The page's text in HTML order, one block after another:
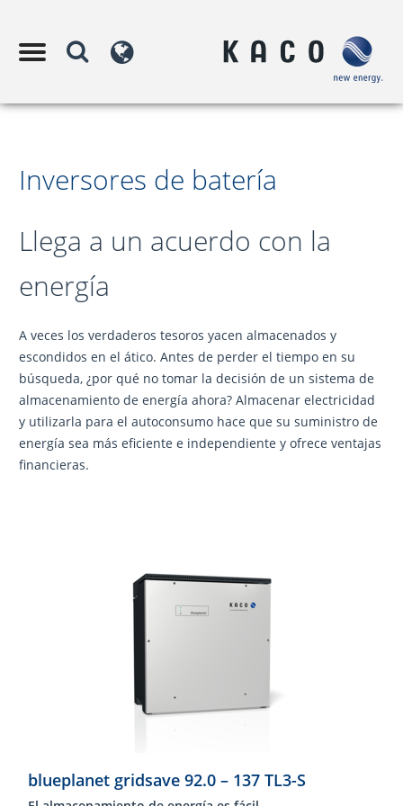
Inversores de batería
Llega a un acuerdo con la
energía
A veces los verdaderos tesoros yacen almacenados y
escondidos en el ático. Antes de perder el tiempo en su
búsqueda, ¿por qué no tomar la decisión de un sistema de
almacenamiento de energía ahora? Almacenar electricidad
y utilizarla para el autoconsumo hace que su suministro de
energía sea más eficiente e independiente y ofrece ventajas
financieras.
blueplanet gridsave 92.0 – 137 TL3-S